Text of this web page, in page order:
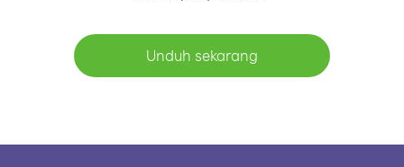
Unduh sekarang